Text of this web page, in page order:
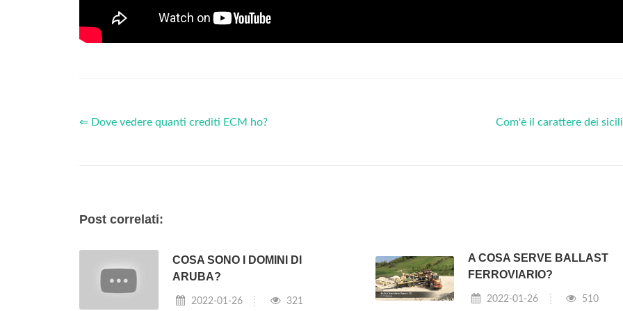
⇐ Dove vedere quanti crediti ECM ho? Com'è il carattere dei
Post correlati:
COSA SONO I DOMINI DI
ARUBA?
2022-01-26 321
A COSA SERVE BALLAST
FERROVIARIO?
2022-01-26 510